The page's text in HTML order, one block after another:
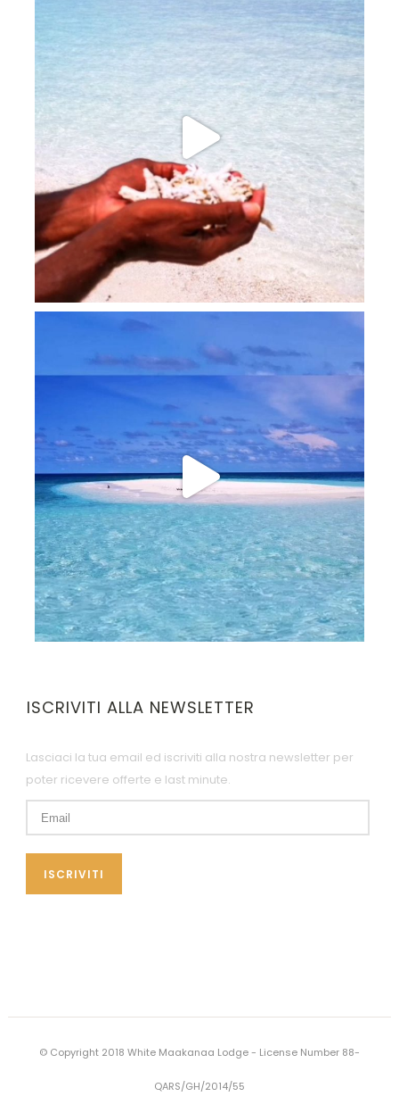
ISCRIVITI ALLA NEWSLETTER
Lasciaci la tua email ed iscriviti alla nostra newsletter per
poter ricevere offerte e last minute.
© Copyright 2018 White Maakanaa Lodge - License Number 88-
QARS/GH/2014/55